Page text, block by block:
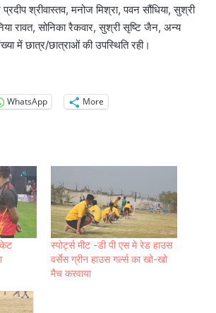
श्रीवास्तव, मनोज मिश्रा, पवन सौंधिया, सुश्री
रावत, सोनिका रैकवार, सुश्री सृष्टि जैन, अन्य
में छात्र/छात्राओं की उपस्थिति रही।
WhatsApp
More
स्पोर्ट्स मीट -डी पी एस मे रेड हाउस
वर्सेस ग्रीन हाउस गर्ल्स का खो-खो
मैच करवाया